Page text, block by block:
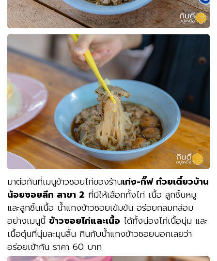
มาต่อกันที่เมนูข้าวซอยไก่ของร้านเก่ง-กิ๊ฟ ก๋วยเตี๋ยวบ้าน
น้อยซอยลึก สาขา 2 ที่มีให้เลือกทั้งไก่ เนื้อ ลูกชิ้นหมู
และลูกชิ้นเนื้อ น้ำแกงข้าวซอยเข้มข้น อร่อยกลมกล่อม
อย่างเมนูนี้ ข้าวซอยไก่และเนื้อ ได้ทั้งน่องไก่เนื้อนุ่ม และ
เนื้อตุ๋นที่นุ่มละมุนลิ้น กินกับน้ำแกงข้าวซอยบอกเลยว่า
อร่อยเข้ากัน ราคา 60 บาท